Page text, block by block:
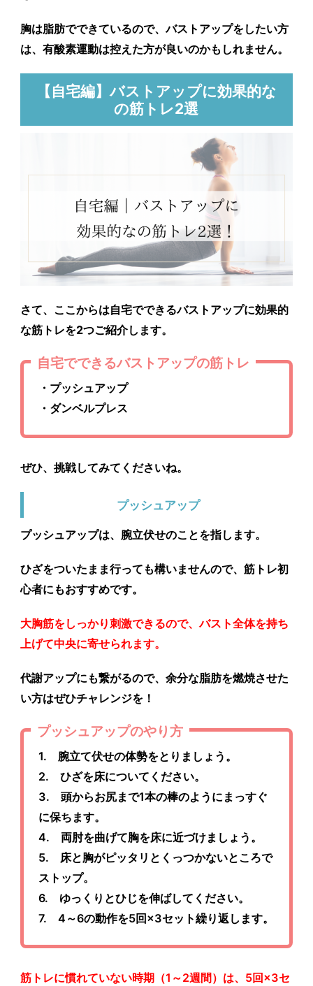
胸は脂肪でできているので、バストアップをしたい方
は、有酸素運動は控えた方が良いのかもしれません。
【自宅編】バストアップに効果的な
の筋トレ2選
さて、 ここからは自宅でできるバストアップに効果的
な筋トレを2つご紹介します。
自宅でできるバストアップの筋トレ
・プッシュアップ
・ダンベルプレス
ぜひ、挑戦してみてくださいね。
プッシュアップ
プッシュアップは、腕立伏せのことを指します。
ひざをついたまま行っても構いませんので、筋トレ初
心者にもおすすめです。
大胸筋をしっかり刺激できるので、バスト全体を持ち
上げて中央に寄せられます。
代謝アップにも繋がるので、余分な脂肪を燃焼させた
い方はぜひチャレンジを！
プッシュアップのやり方
1. 腕立て伏せの体勢をとりましょう。
2. ひざを床についてください。
3. 頭からお尻まで1本の棒のようにまっすぐ
に保ちます。
4. 両肘を曲げて胸を床に近づけましょう。
5. 床と胸がピッタリとくっつかないところで
ストップ。
6. ゆっくりとひじを伸ばしてください。
7. 4～6の動作を5回×3セット繰り返します。
筋トレに慣れていない時期（1～2週間）は、5回×3セ